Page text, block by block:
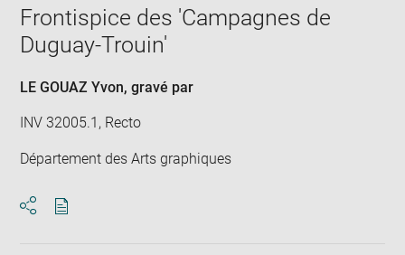
window
Frontispice des 'Campagnes de
Duguay-Trouin'
LE GOUAZ Yvon, gravé par
INV 32005.1, Recto
Département des Arts graphiques